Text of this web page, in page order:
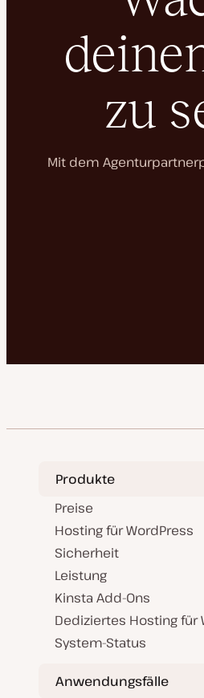
zu
Mit dem
Produkte
Preise
Hosting für WordPress
Sicherheit
Leistung
Kinsta Add-Ons
Dediziertes Hosting für
System-Status
Anwendungsfälle